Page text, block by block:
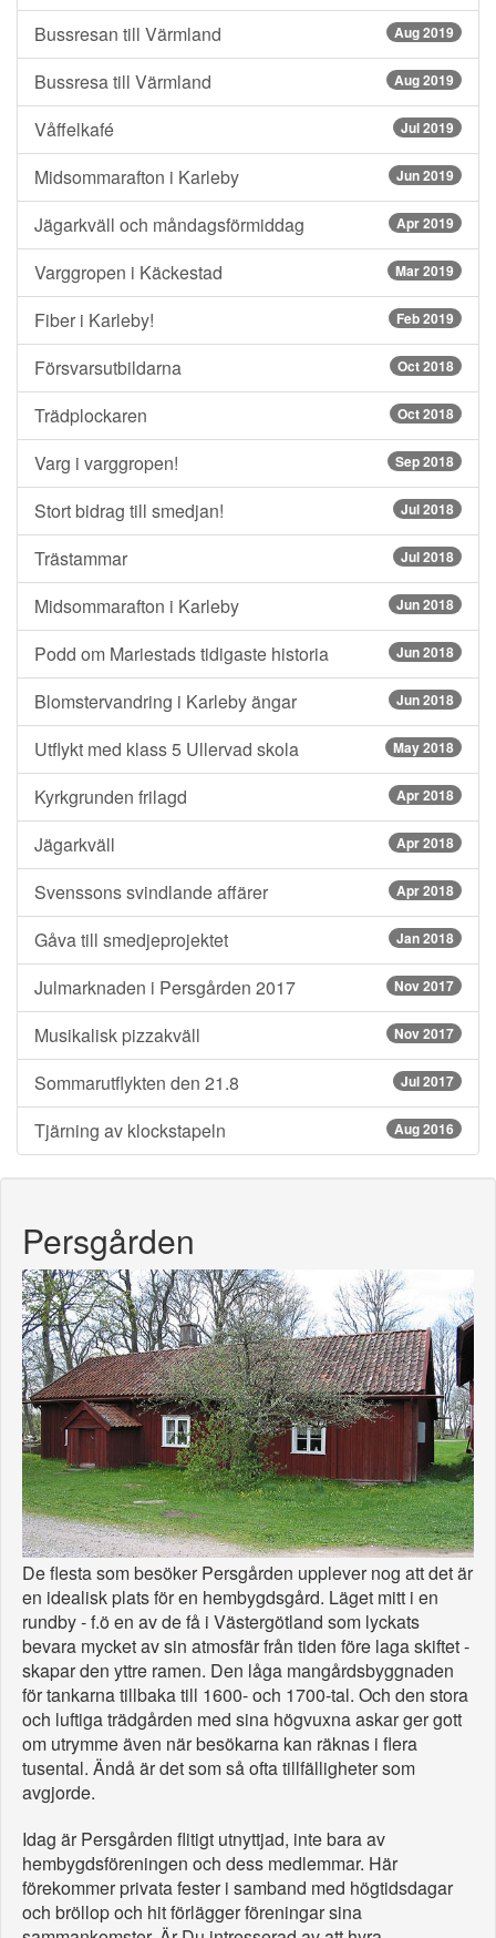
Bussresan till Värmland Aug 2019
Bussresa till Värmland Aug 2019
Våffelkafé Jul 2019
Midsommarafton i Karleby Jun 2019
Jägarkväll och måndagsförmiddag Apr 2019
Varggropen i Käckestad Mar 2019
Fiber i Karleby! Feb 2019
Försvarsutbildarna Oct 2018
Trädplockaren Oct 2018
Varg i varggropen! Sep 2018
Stort bidrag till smedjan! Jul 2018
Trästammar Jul 2018
Midsommarafton i Karleby Jun 2018
Podd om Mariestads tidigaste historia Jun 2018
Blomstervandring i Karleby ängar Jun 2018
Utflykt med klass 5 Ullervad skola May 2018
Kyrkgrunden frilagd Apr 2018
Jägarkväll Apr 2018
Svenssons svindlande affärer Apr 2018
Gåva till smedjeprojektet Jan 2018
Julmarknaden i Persgården 2017 Nov 2017
Musikalisk pizzakväll Nov 2017
Sommarutflykten den 21.8 Jul 2017
Tjärning av klockstapeln Aug 2016
Persgården
De flesta som besöker Persgården upplever nog att det är
en idealisk plats för en hembygdsgård. Läget mitt i en
rundby - f.ö en av de få i Västergötland som lyckats
bevara mycket av sin atmosfär från tiden före laga skiftet -
skapar den yttre ramen. Den låga mangårdsbyggnaden
för tankarna tillbaka till 1600- och 1700-tal. Och den stora
och luftiga trädgården med sina högvuxna askar ger gott
om utrymme även när besökarna kan räknas i flera
tusental. Ändå är det som så ofta tillfälligheter som
avgjorde.
Idag är Persgården flitigt utnyttjad, inte bara av
hembygdsföreningen och dess medlemmar. Här
förekommer privata fester i samband med högtidsdagar
och bröllop och hit förlägger föreningar sina